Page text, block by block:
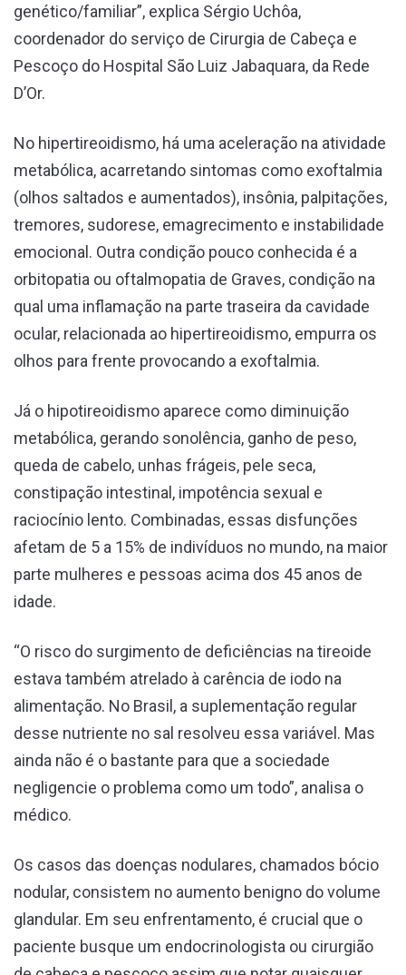
genético/familiar”, explica Sérgio Uchôa,
coordenador do serviço de Cirurgia de Cabeça e
Pescoço do Hospital São Luiz Jabaquara, da Rede
D’Or.
No hipertireoidismo, há uma aceleração na atividade
metabólica, acarretando sintomas como exoftalmia
(olhos saltados e aumentados), insônia, palpitações,
tremores, sudorese, emagrecimento e instabilidade
emocional. Outra condição pouco conhecida é a
orbitopatia ou oftalmopatia de Graves, condição na
qual uma inflamação na parte traseira da cavidade
ocular, relacionada ao hipertireoidismo, empurra os
olhos para frente provocando a exoftalmia.
Já o hipotireoidismo aparece como diminuição
metabólica, gerando sonolência, ganho de peso,
queda de cabelo, unhas frágeis, pele seca,
constipação intestinal, impotência sexual e
raciocínio lento. Combinadas, essas disfunções
afetam de 5 a 15% de indivíduos no mundo, na maior
parte mulheres e pessoas acima dos 45 anos de
idade.
“O risco do surgimento de deficiências na tireoide
estava também atrelado à carência de iodo na
alimentação. No Brasil, a suplementação regular
desse nutriente no sal resolveu essa variável. Mas
ainda não é o bastante para que a sociedade
negligencie o problema como um todo”, analisa o
médico.
Os casos das doenças nodulares, chamados bócio
nodular, consistem no aumento benigno do volume
glandular. Em seu enfrentamento, é crucial que o
paciente busque um endocrinologista ou cirurgião